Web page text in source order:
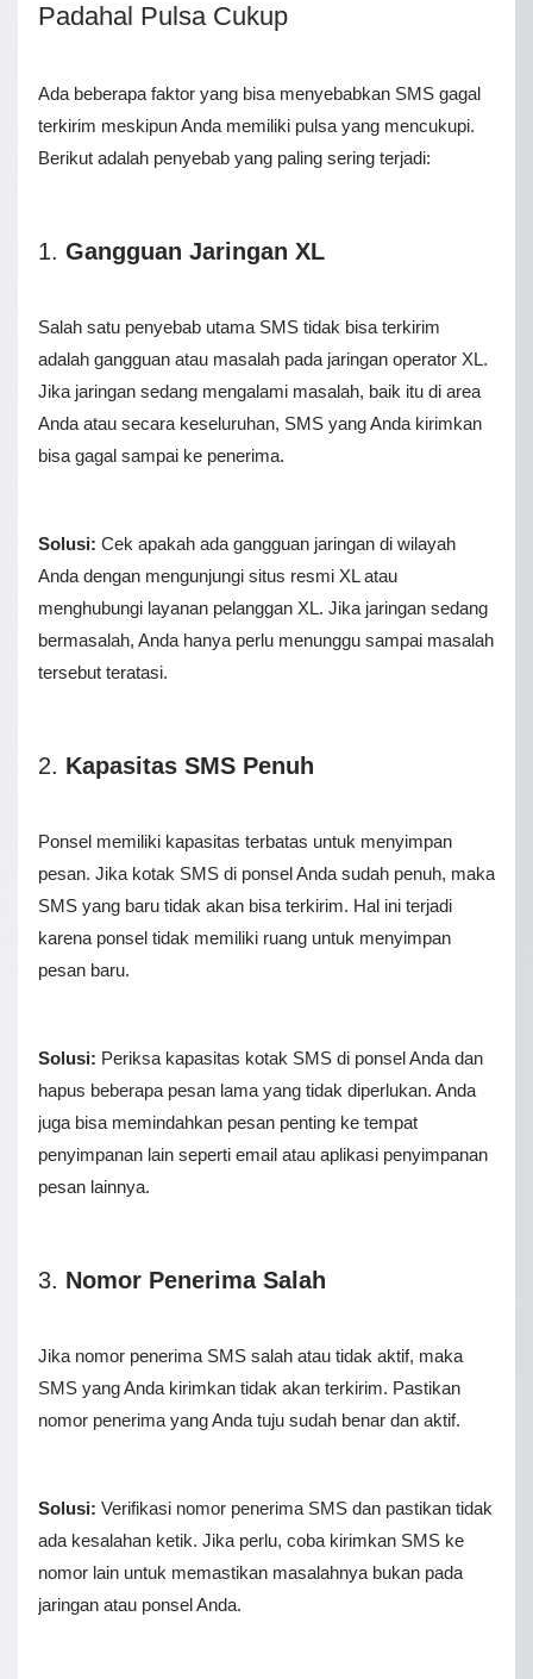
Padahal Pulsa Cukup
Ada beberapa faktor yang bisa menyebabkan SMS gagal
terkirim meskipun Anda memiliki pulsa yang mencukupi.
Berikut adalah penyebab yang paling sering terjadi:
1. Gangguan Jaringan XL
Salah satu penyebab utama SMS tidak bisa terkirim
adalah gangguan atau masalah pada jaringan operator XL.
Jika jaringan sedang mengalami masalah, baik itu di area
Anda atau secara keseluruhan, SMS yang Anda kirimkan
bisa gagal sampai ke penerima.
Solusi: Cek apakah ada gangguan jaringan di wilayah
Anda dengan mengunjungi situs resmi XL atau
menghubungi layanan pelanggan XL. Jika jaringan sedang
bermasalah, Anda hanya perlu menunggu sampai masalah
tersebut teratasi.
2. Kapasitas SMS Penuh
Ponsel memiliki kapasitas terbatas untuk menyimpan
pesan. Jika kotak SMS di ponsel Anda sudah penuh, maka
SMS yang baru tidak akan bisa terkirim. Hal ini terjadi
karena ponsel tidak memiliki ruang untuk menyimpan
pesan baru.
Solusi: Periksa kapasitas kotak SMS di ponsel Anda dan
hapus beberapa pesan lama yang tidak diperlukan. Anda
juga bisa memindahkan pesan penting ke tempat
penyimpanan lain seperti email atau aplikasi penyimpanan
pesan lainnya.
3. Nomor Penerima Salah
Jika nomor penerima SMS salah atau tidak aktif, maka
SMS yang Anda kirimkan tidak akan terkirim. Pastikan
nomor penerima yang Anda tuju sudah benar dan aktif.
Solusi: Verifikasi nomor penerima SMS dan pastikan tidak
ada kesalahan ketik. Jika perlu, coba kirimkan SMS ke
nomor lain untuk memastikan masalahnya bukan pada
jaringan atau ponsel Anda.